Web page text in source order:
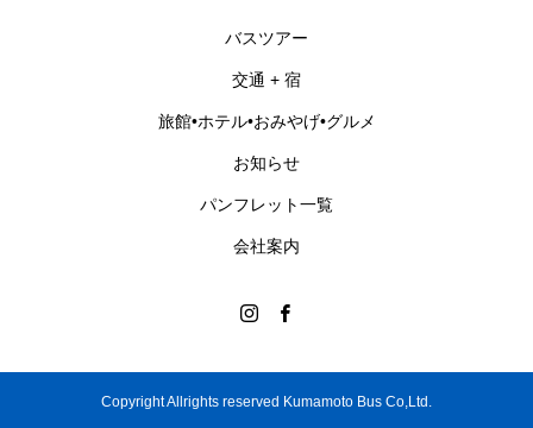
バスツアー
交通 + 宿
旅館•ホテル•おみやげ•グルメ
お知らせ
パンフレット一覧
会社案内
Copyright Allrights reserved Kumamoto Bus Co,Ltd.